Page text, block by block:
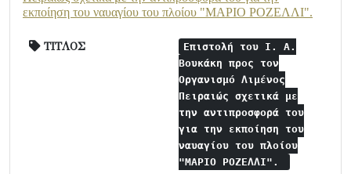
εκποίηση του ναυαγίου του πλοίου "ΜΑΡΙΟ ΡΟΖΕΛΛΙ".
ΤΙΤΛΟΣ
Επιστολή του Ι. Α.
Βουκάκη προς τον
Οργανισμό Λιμένος
Πειραιώς σχετικά με
την αντιπροσφορά του
για την εκποίηση του
ναυαγίου του πλοίου
"ΜΑΡΙΟ ΡΟΖΕΛΛΙ".